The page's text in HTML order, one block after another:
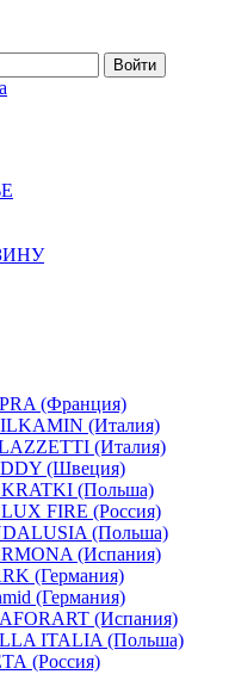
(Франция)
(Италия)
(Италия)
(Швеция)
(Польша)
FIRE (Россия)
(Польша)
(Испания)
(Германия)
(Германия)
(Испания)
ITALIA (Польша)
(Россия)